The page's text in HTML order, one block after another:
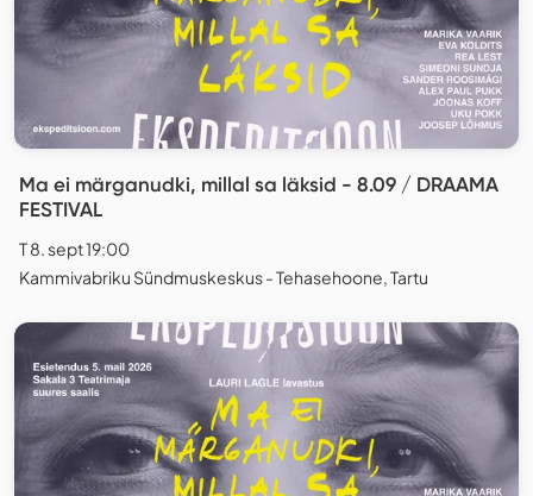
Ma ei märganudki, millal sa läksid - 8.09 / DRAAMA
FESTIVAL
T 8. sept 19:00
Kammivabriku Sündmuskeskus - Tehasehoone, Tartu